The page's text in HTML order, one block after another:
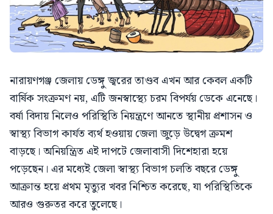
নারায়ণগঞ্জ জেলায় ডেঙ্গু জ্বরের তাণ্ডব এখন আর কেবল একটি
বার্ষিক সংক্রমণ নয়, এটি জনস্বাস্থ্যে চরম বিপর্যয় ডেকে এনেছে।
বর্ষা বিদায় নিলেও পরিস্থিতি নিয়ন্ত্রণে আনতে স্থানীয় প্রশাসন ও
স্বাস্থ্য বিভাগ কার্যত ব্যর্থ হওয়ায় জেলা জুড়ে উদ্বেগ ক্রমশ
বাড়ছে। অনিয়ন্ত্রিত এই দাপটে জেলাবাসী দিশেহারা হয়ে
পড়েছেন। এর মধ্যেই জেলা স্বাস্থ্য বিভাগ চলতি বছরে ডেঙ্গু
আক্রান্ত হয়ে প্রথম মৃত্যুর খবর নিশ্চিত করেছে, যা পরিস্থিতিকে
আরও গুরুতর করে তুলেছে।